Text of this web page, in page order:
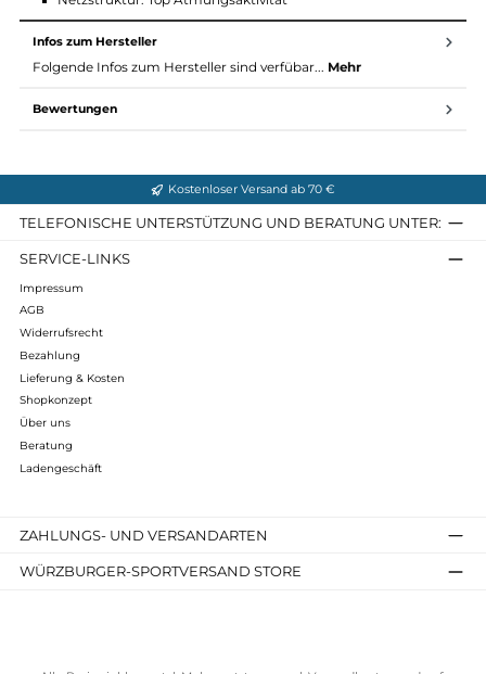
Einfach clever! Ortovox hat im Rund Strickverfahren
unterschiedliche Materialstärken an unterschiedlichen
Körperstellen - der Wärmehaushalt wird so zonengenau auf
optimalen Leistungslevel gehalten.
Grundgerüst: 190 Gramm Merino
Wärmende Isolation: 240 Gramm Merino
Rippenstruktur: Maximale Elastizität
Netzstruktur: Top Atmungsaktivität
Infos zum Hersteller
Folgende Infos zum Hersteller sind verfübar...
Bewertungen
SERVICE-LINKS
Impressum
Lieferung & Kosten